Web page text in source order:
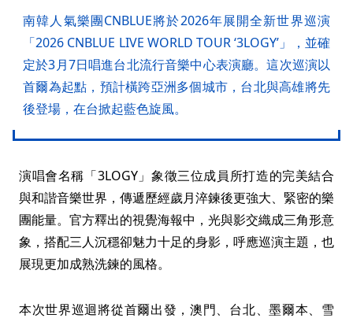
南韓人氣樂團CNBLUE將於2026年展開全新世界巡演
「2026 CNBLUE LIVE WORLD TOUR ‘3LOGY’」，並確
定於3月7日唱進台北流行音樂中心表演廳。這次巡演以
首爾為起點，預計橫跨亞洲多個城市，台北與高雄將先
後登場，在台掀起藍色旋風。
演唱會名稱「3LOGY」象徵三位成員所打造的完美結合
與和諧音樂世界，傳遞歷經歲月淬鍊後更強大、緊密的樂
團能量。官方釋出的視覺海報中，光與影交織成三角形意
象，搭配三人沉穩卻魅力十足的身影，呼應巡演主題，也
展現更加成熟洗鍊的風格。
本次世界巡迴將從首爾出發，澳門、台北、墨爾本、雪